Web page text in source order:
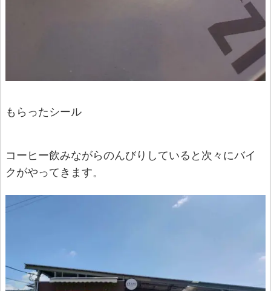
もらったシール
コーヒー飲みながらのんびりしていると次々にバイ
クがやってきます。